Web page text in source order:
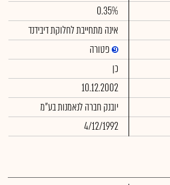
0.35%
אינה מתחייבת לחלוקת דיבידנד
פטורה
כן
10.12.2002
יובנק חברה לנאמנות בע"מ
4/12/1992